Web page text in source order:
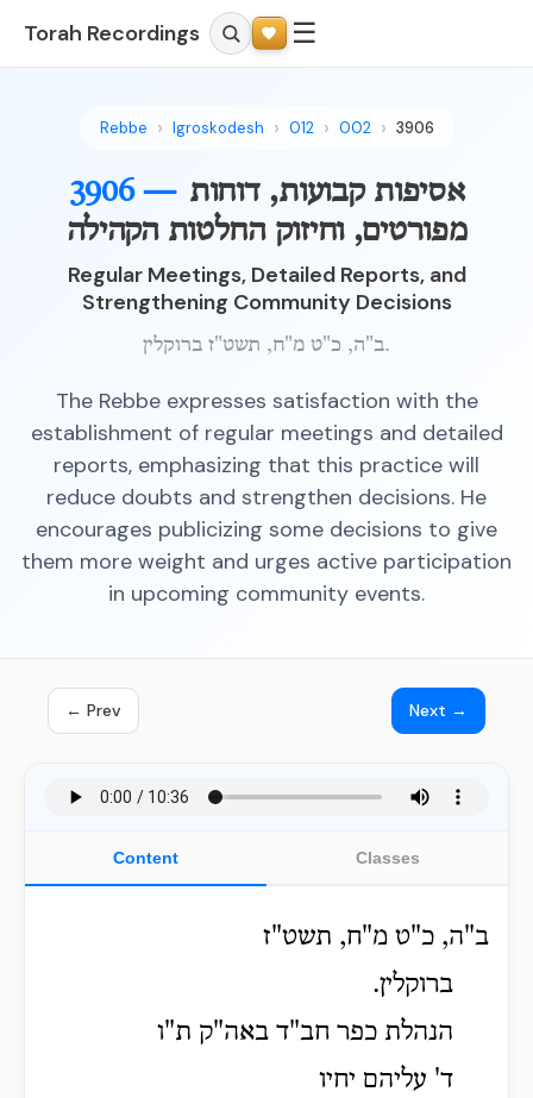
Torah Recordings ☰
Rebbe Igroskodesh 012 002 3906
3906 — אסיפות קבועות, דוחות
מפורטים, וחיזוק החלטות הקהילה
Regular Meetings, Detailed Reports, and
Strengthening Community Decisions
ב"ה, כ"ט מ"ח, תשט"ז ברוקלין.
The Rebbe expresses satisfaction with the
establishment of regular meetings and detailed
reports, emphasizing that this practice will
reduce doubts and strengthen decisions. He
encourages publicizing some decisions to give
them more weight and urges active participation
in upcoming community events.
← Prev Next →
Content Classes
ב"ה, כ"ט מ"ח, תשט"ז
ברוקלין.
הנהלת כפר חב"ד באה"ק ת"ו
ד' עליהם יחיו